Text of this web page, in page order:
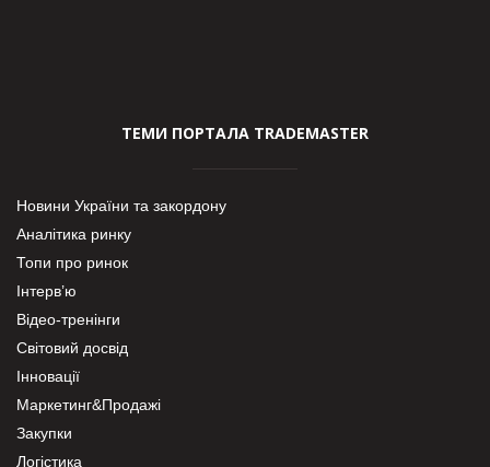
ТЕМИ ПОРТАЛА TRADEMASTER
Новини України та закордону
Аналітика ринку
Топи про ринок
Інтерв’ю
Відео-тренінги
Світовий досвід
Інновації
Маркетинг&Продажі
Закупки
Логістика